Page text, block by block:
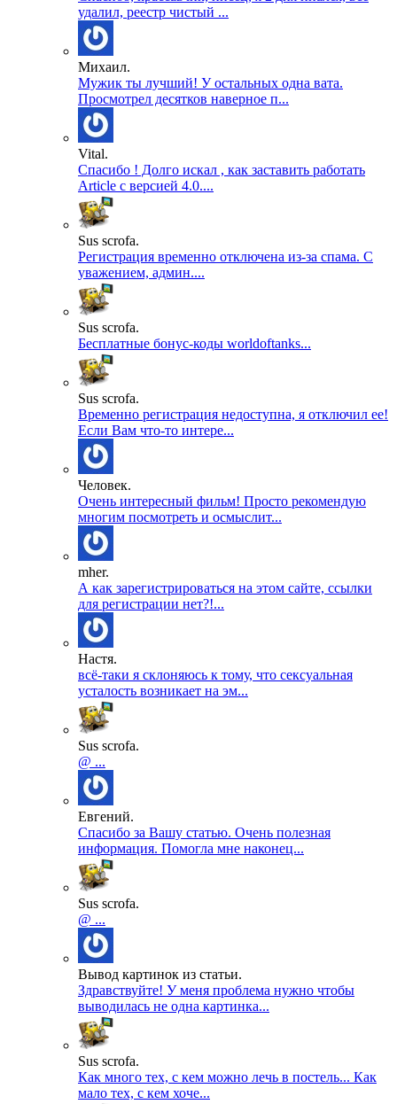
удалил, реестр чистый ...
Михаил.
Мужик ты лучший! У остальных одна вата.
Просмотрел десятков наверное п...
Vital.
Спасибо ! Долго искал , как заставить работать
Article с версией 4.0....
Sus scrofa.
Регистрация временно отключена из-за спама. С
уважением, админ....
Sus scrofa.
Бесплатные бонус-коды worldoftanks...
Sus scrofa.
Временно регистрация недоступна, я отключил ее!
Если Вам что-то интере...
Человек.
Очень интересный фильм! Просто рекомендую
многим посмотреть и осмыслит...
mher.
А как зарегистрироваться на этом сайте, ссылки
для регистрации нет?!...
Настя.
всё-таки я склоняюсь к тому, что сексуальная
усталость возникает на эм...
Sus scrofa.
@ ...
Евгений.
Спасибо за Вашу статью. Очень полезная
информация. Помогла мне наконец...
Sus scrofa.
@ ...
Вывод картинок из статьи.
Здравствуйте! У меня проблема нужно чтобы
выводилась не одна картинка...
Sus scrofa.
Как много тех, с кем можно лечь в постель... Как
мало тех, с кем хоче...